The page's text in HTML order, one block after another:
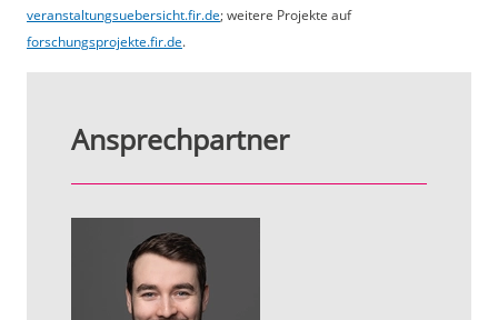
veranstaltungsuebersicht.fir.de; weitere Projekte auf
forschungsprojekte.fir.de.
Ansprechpartner